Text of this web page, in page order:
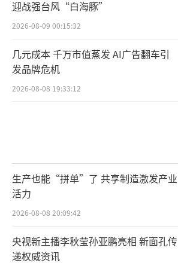
迎战强台风“白海豚”
2026-08-09 00:15:32
几元成本 千万市值蒸发 AI广告翻车引
发品牌危机
2026-08-08 19:33:12
生产也能“拼单”了 共享制造激发产业
活力
2026-08-08 20:09:42
央视新主播李秋莹孙亚鹏亮相 新面孔传
递权威资讯